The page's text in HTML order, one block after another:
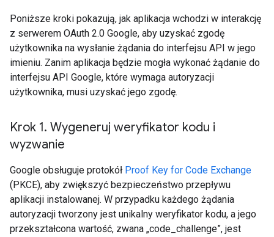
Poniższe kroki pokazują, jak aplikacja wchodzi w interakcję
z serwerem OAuth 2.0 Google, aby uzyskać zgodę
użytkownika na wysłanie żądania do interfejsu API w jego
imieniu. Zanim aplikacja będzie mogła wykonać żądanie do
interfejsu API Google, które wymaga autoryzacji
użytkownika, musi uzyskać jego zgodę.
Krok 1. Wygeneruj weryfikator kodu i
wyzwanie
Google obsługuje protokół Proof Key for Code Exchange
(PKCE), aby zwiększyć bezpieczeństwo przepływu
aplikacji instalowanej. W przypadku każdego żądania
autoryzacji tworzony jest unikalny weryfikator kodu, a jego
przekształcona wartość, zwana „code_challenge”, jest